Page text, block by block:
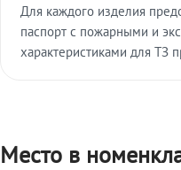
Для каждого изделия
паспорт с пожарными и
характеристиками для ТЗ
Место в